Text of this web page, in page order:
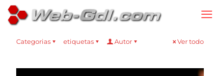
Categorias etiquetas Autor Ver todo